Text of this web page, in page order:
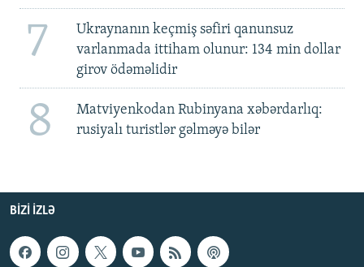
7
Ukraynanın keçmiş səfiri qanunsuz
varlanmada ittiham olunur: 134 min dollar
girov ödəməlidir
8
Matviyenkodan Rubinyana xəbərdarlıq:
rusiyalı turistlər gəlməyə bilər
BIZI IZLƏ